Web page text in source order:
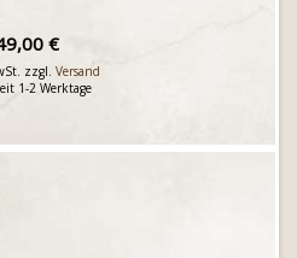
€
zzgl. Versand
1-2 Werktage